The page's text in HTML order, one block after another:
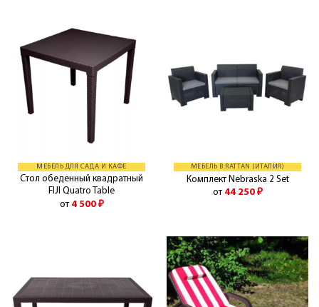
МЕБЕЛЬ ДЛЯ САДА И КАФЕ
Стол обеденный квадратный
FIJI Quatro Table
от 4 500 ₽
МЕБЕЛЬ B:RATTAN (ИТАЛИЯ)
Комплект Nebraska 2 Set
от 44 250 ₽